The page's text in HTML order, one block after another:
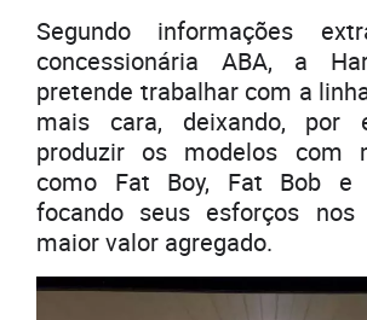
Segundo informações
concessionária ABA, a
pretende trabalhar com a
mais cara, deixando, por
produzir os modelos com
como Fat Boy, Fat Bob e
focando seus esforços nos
maior valor agregado.